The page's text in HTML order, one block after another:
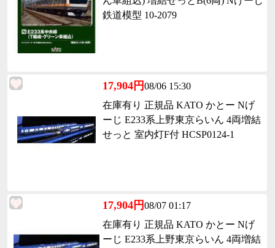
鉄道模型 10-2079
17,904円08/06 15:30
在庫有り 正規品 KATO かとー Nげ
ーじ E233系上野東京らいん 4両増結
せっと 室内灯F付 HCSP0124-1
17,904円08/07 01:17
在庫有り 正規品 KATO かとー Nげ
ーじ E233系上野東京らいん 4両増結